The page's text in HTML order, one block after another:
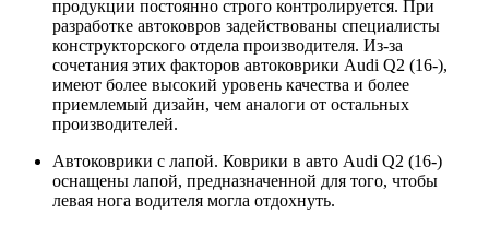
продукции постоянно строго контролируется. При
разработке автоковров задействованы специалисты
конструкторского отдела производителя. Из-за
сочетания этих факторов автоковрики Audi Q2 (16-),
имеют более высокий уровень качества и более
приемлемый дизайн, чем аналоги от остальных
производителей.
Автоковрики с лапой. Коврики в авто Audi Q2 (16-)
оснащены лапой, предназначенной для того, чтобы
левая нога водителя могла отдохнуть.